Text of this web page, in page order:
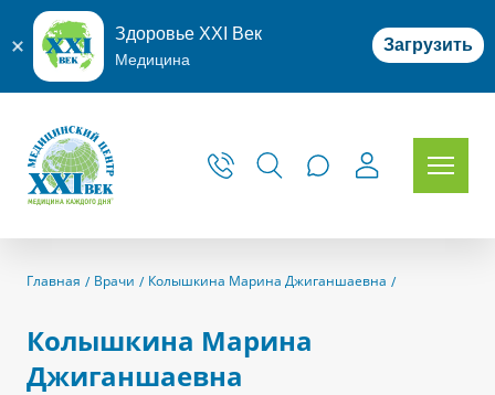
Здоровье XXI Век
Медицина
Загрузить
Главная Врачи Колышкина Марина Джиганшаевна
Колышкина Марина
Джиганшаевна